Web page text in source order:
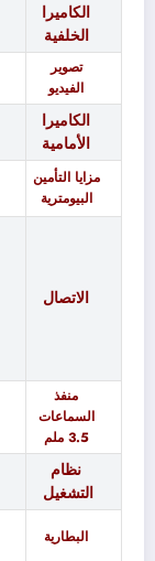
الكاميرا
الخلفية
تصوير
الفيديو
الكاميرا
الأمامية
مزايا التأمين
البيومترية
الاتصال
منفذ
السماعات
3.5 ملم
نظام
التشغيل
البطارية